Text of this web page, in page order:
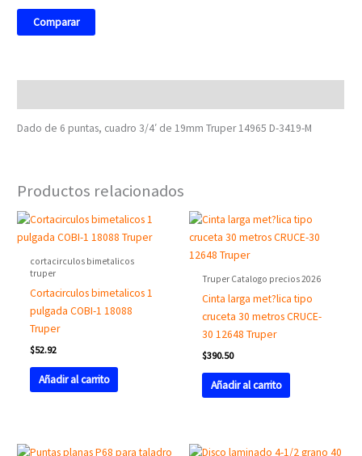
Comparar
Dado de 6 puntas, cuadro 3/4′ de 19mm Truper 14965 D-3419-M
Productos relacionados
cortacirculos bimetalicos
truper
Cortacirculos bimetalicos 1
pulgada COBI-1 18088
Truper
$52.92
Añadir al carrito
Truper Catalogo precios 2026
Cinta larga met?lica tipo
cruceta 30 metros CRUCE-
30 12648 Truper
$390.50
Añadir al carrito